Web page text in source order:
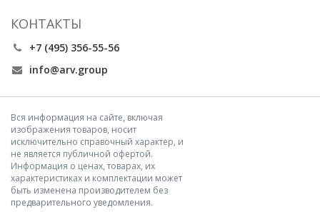
КОНТАКТЫ
+7 (495) 356-55-56
info@arv.group
Вся информация на сайте, включая
изображения товаров, носит
исключительно справочный характер, и
не является публичной офертой.
Информация о ценах, товарах, их
характеристиках и комплектации может
быть изменена производителем без
предварительного уведомления.